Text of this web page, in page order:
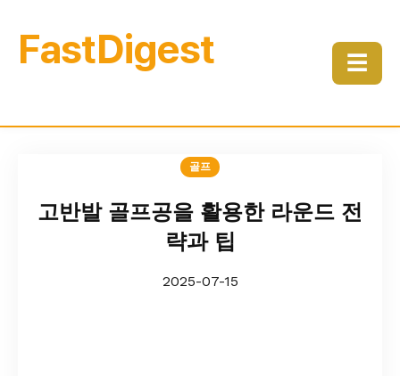
FastDigest ☰
골프
고반발 골프공을 활용한 라운드 전
략과 팁
2025-07-15